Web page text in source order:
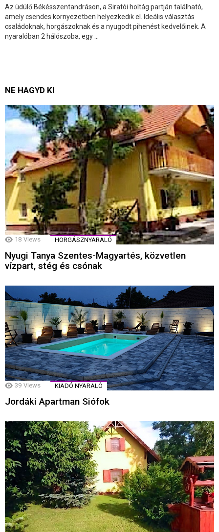
Az üdülő Békésszentandráson, a Siratói holtág partján található,
amely csendes környezetben helyezkedik el. Ideális választás
családoknak, horgászoknak és a nyugodt pihenést kedvelőinek. A
nyaralóban 2 hálószoba, egy ...
NE HAGYD KI
18 Views HORGÁSZNYARALÓ
Nyugi Tanya Szentes-Magyartés, közvetlen
vízpart, stég és csónak
39 Views KIADÓ NYARALÓ
Jordáki Apartman Siófok